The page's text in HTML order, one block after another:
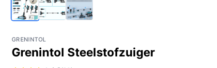
GRENINTOL
Grenintol Steelstofzuiger